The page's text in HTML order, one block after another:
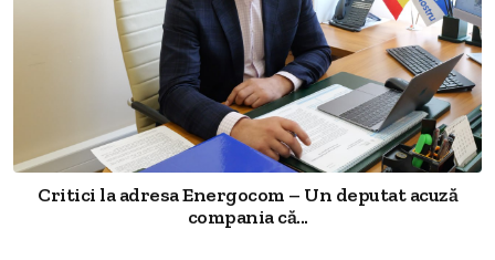
Critici la adresa Energocom – Un deputat acuză
compania că...